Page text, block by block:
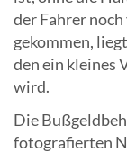
der Fahrer
gekommen,
den ein kleines
wird.
Die
fotografierten